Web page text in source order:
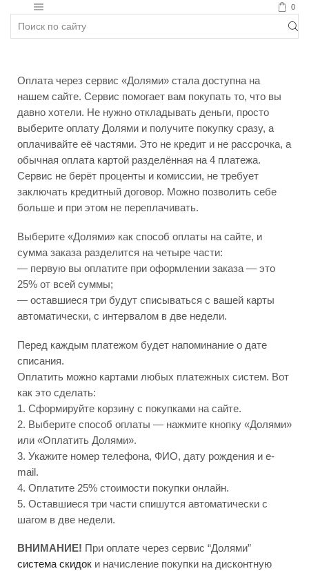
0
Оплата через сервис «Долями» стала доступна на
нашем сайте. Сервис помогает вам покупать то, что вы
давно хотели. Не нужно откладывать деньги, просто
выберите оплату Долями и получите покупку сразу, а
оплачивайте её частями. Это не кредит и не рассрочка, а
обычная оплата картой разделённая на 4 платежа.
Сервис не берёт проценты и комиссии, не требует
заключать кредитный договор. Можно позволить себе
больше и при этом не переплачивать.
Выберите «Долями» как способ оплаты на сайте, и
сумма заказа разделится на четыре части:
— первую вы оплатите при оформлении заказа — это
25% от всей суммы;
— оставшиеся три будут списываться с вашей карты
автоматически, с интервалом в две недели.
Перед каждым платежом будет напоминание о дате
списания.
Оплатить можно картами любых платежных систем. Вот
как это сделать:
1. Сформируйте корзину с покупками на сайте.
2. Выберите способ оплаты — нажмите кнопку «Долями»
или «Оплатить Долями».
3. Укажите номер телефона, ФИО, дату рождения и e-
mail.
4. Оплатите 25% стоимости покупки онлайн.
5. Оставшиеся три части спишутся автоматически с
шагом в две недели.
ВНИМАНИЕ! При оплате через сервис “Долями”
система скидок и начисление покупки на дисконтную